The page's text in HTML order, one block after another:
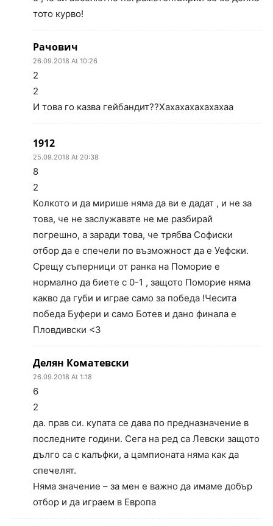
тото курво!
Рачович
26.09.2018 At 10:26
2
2
И това го казва гейбандит??Хахахахахахахаа
1912
25.09.2018 At 20:38
8
2
Колкото и да мирише няма да ви е дадат , и не за
това, че не заслужавате не ме разбирай
погрешно, а заради това, че трябва Софиски
отбор да е спечели по възможност да е Уефски.
Срещу съперници от ранка на Поморие е
нормално да биете с 0-1 , защото Поморие няма
какво да губи и играе само за победа !Чесита
победа Буфери и само Ботев и дано финала е
Пловдивски <3
Делян Коматевски
26.09.2018 At 1:18
6
2
да. прав си. купата се дава по предназначение в
последните години. Сега на ред са Левски защото
дълго са с калъфки, а цампионата няма как да
спечелят.
Няма значение – за мен е важно да имаме добър
отбор и да играем в Европа